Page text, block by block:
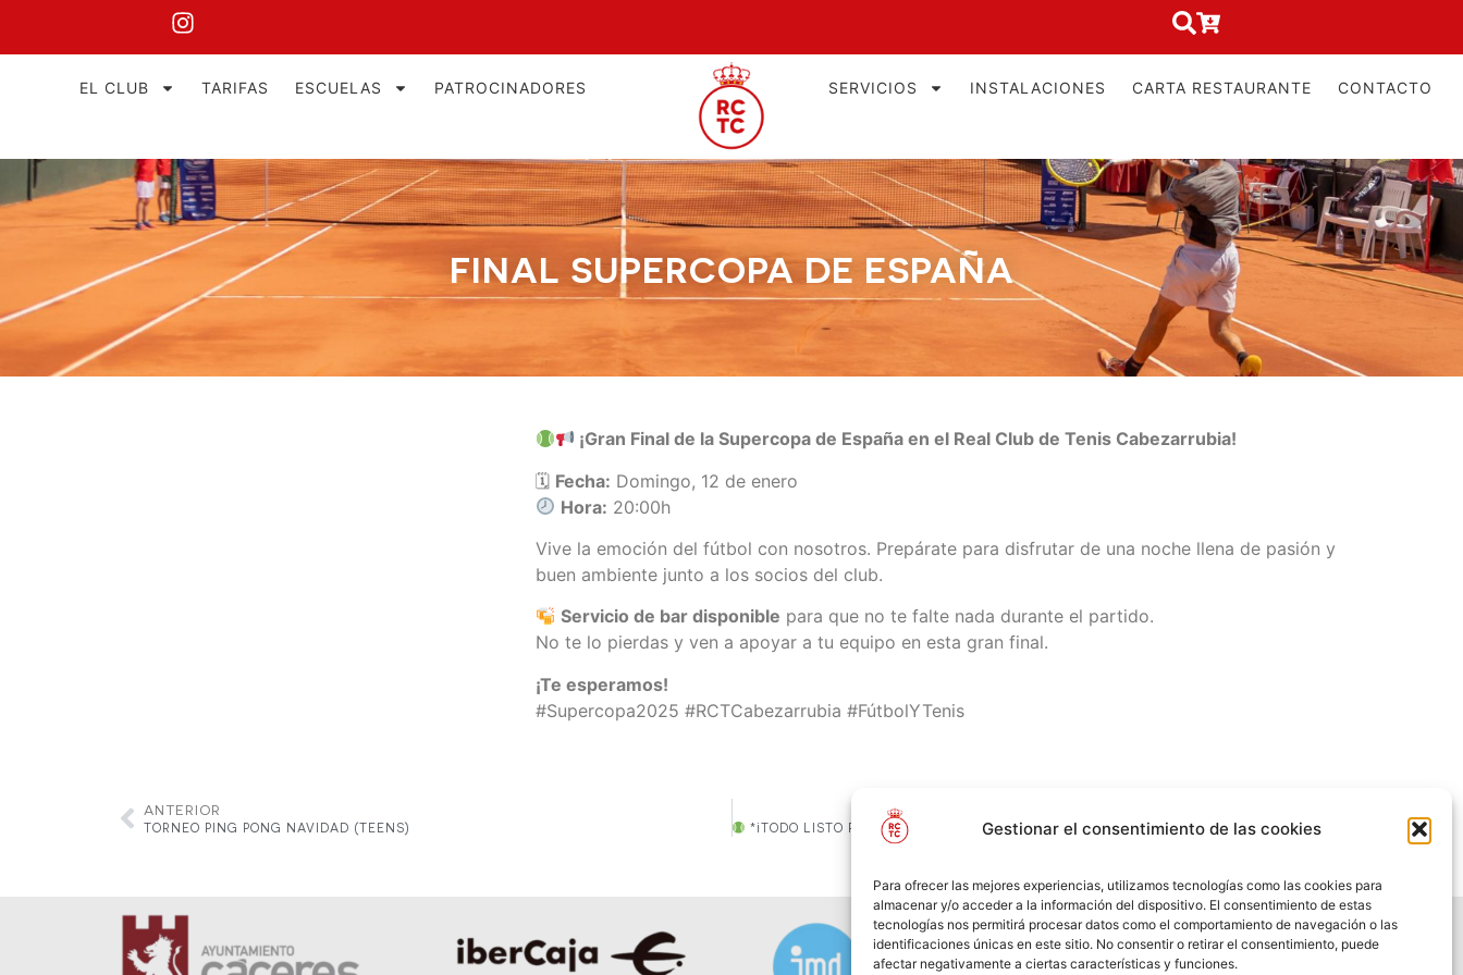
Gestionar el consentimiento de las cookies
Para ofrecer las mejores experiencias, utilizamos tecnologías como las cookies para
almacenar y/o acceder a la información del dispositivo. El consentimiento de estas
tecnologías nos permitirá procesar datos como el comportamiento de navegación o las
identificaciones únicas en este sitio. No consentir o retirar el consentimiento, puede
afectar negativamente a ciertas características y funciones.
EL CLUB TARIFAS ESCUELAS PATROCINADORES SERVICIOS INSTALACIONES CARTA RESTAURANTE CONTACTO
FINAL SUPERCOPA DE ESPAÑA
¡Gran Final de la Supercopa de España en el Real Club de Tenis Cabezarrubia!
🗓 Fecha: Domingo, 12 de enero
Hora: 20:00h
Vive la emoción del fútbol con nosotros. Prepárate para disfrutar de una noche llena de pasión y
buen ambiente junto a los socios del club.
Servicio de bar disponible para que no te falte nada durante el partido.
No te lo pierdas y ven a apoyar a tu equipo en esta gran final.
¡Te esperamos!
#Supercopa2025 #RCTCabezarrubia #FútbolYTenis
ANTERIOR
TORNEO PING PONG NAVIDAD (TEENS) *¡TODO LISTO PARA LA 3ª PRUEBA JUDEX A EN EL REAL CLUB DE TENIS CABEZARRUBIA!*